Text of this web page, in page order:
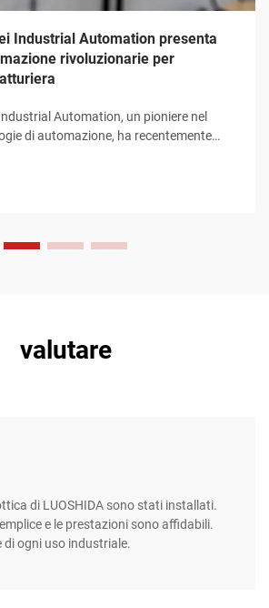
Industrial Automation presenta
rivoluzionarie per
Automation, un pioniere nel
di automazione, ha recentemente
di soluzioni di automazione che
della produzione industriale.
passo avanti nel
valutare
di LUOSHIDA sono stati installati.
e le prestazioni sono affidabili.
di ogni uso industriale.